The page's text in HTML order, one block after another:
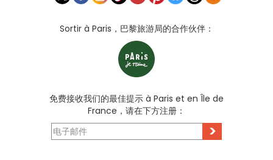
Sortir à Paris，巴黎旅游局的合作伙伴：
免费接收我们的最佳提示 à Paris et en Île de
France，请在下方注册：
>